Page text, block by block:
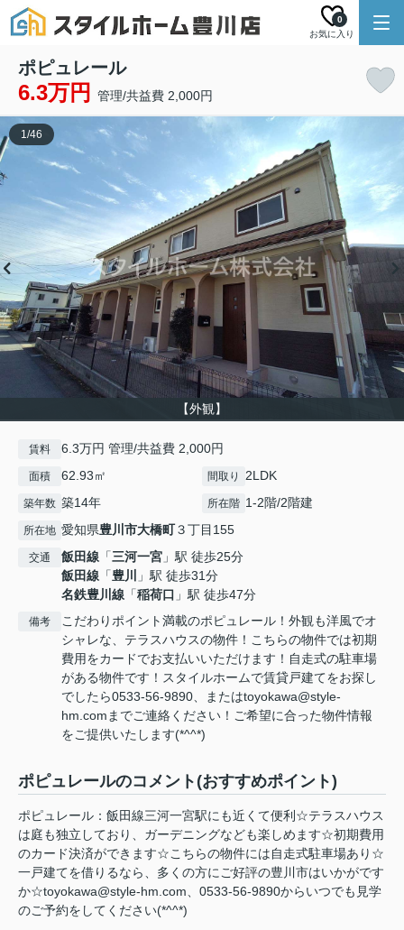
お気に入り
0
ポピュレール
6.3万円 管理/共益費 2,000円
【外観】
1/46
賃料 6.3万円 管理/共益費 2,000円
面積 62.93㎡ 間取り 2LDK
築年数 築14年 所在階 1-2階/2階建
所在地 愛知県豊川市大橋町３丁目155
交通 飯田線 「三河一宮 」駅 徒歩25分
飯田線 「豊川
」駅 徒歩31分
名鉄豊川線 「稲荷口 」駅 徒歩47分
備考
こだわりポイント満載のポピュレール！外観も洋風でオ
シャレな、テラスハウスの物件！こちらの物件では初期
費用をカードでお支払いいただけます！自走式の駐車場
がある物件です！スタイルホームで賃貸戸建てをお探し
でしたら0533-56-9890、またはtoyokawa@style-
hm.comまでご連絡ください！ご希望に合った物件情報
をご提供いたします(*^^*)
ポピュレールのコメント(おすすめポイント)
ポピュレール：飯田線三河一宮駅にも近くて便利☆テラスハウス
は庭も独立しており、ガーデニングなども楽しめます☆初期費用
のカード決済ができます☆こちらの物件には自走式駐車場あり☆
一戸建てを借りるなら、多くの方にご好評の豊川市はいかがです
か☆toyokawa@style-hm.com、0533-56-9890からいつでも見学
のご予約をしてください(*^^*)